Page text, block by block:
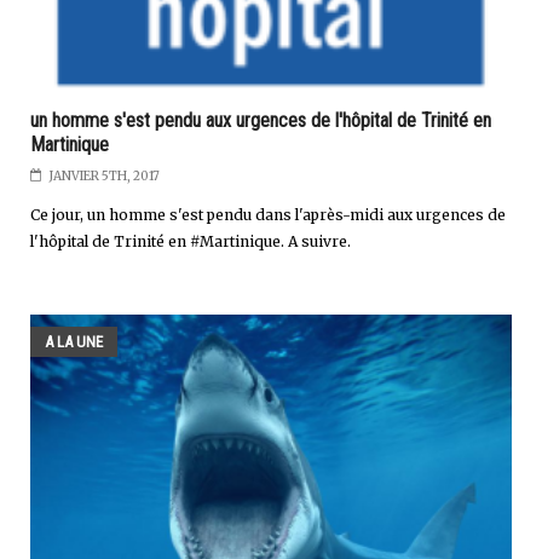
un homme s'est pendu aux urgences de l'hôpital de Trinité en
Martinique
JANVIER 5TH, 2017
Ce jour, un homme s'est pendu dans l'après-midi aux urgences de
l'hôpital de Trinité en #Martinique. A suivre.
A LA UNE